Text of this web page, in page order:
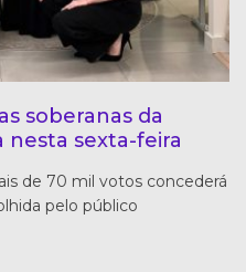
soberanas da
nesta sexta-feira
de 70 mil votos concederá
pelo público